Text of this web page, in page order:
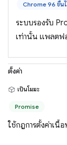
Chrome 96 ขึ้น
ระบบรองรับ
เท่านั้น แพลตฟ
ตั้งค่า
เป็นโมฆะ
Promise
ใช้กฎการตั้งค่าเนื้อ